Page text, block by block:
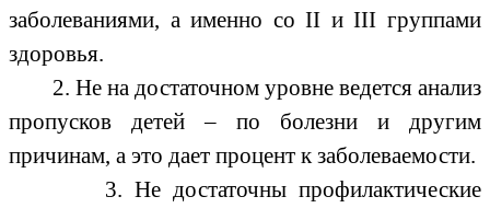
заболеваниями, а именно со II и III группами
здоровья.
2. Не на достаточном уровне ведется анализ
пропусков детей – по болезни и другим
причинам, а это дает процент к заболеваемости.
3. Не достаточны профилактические